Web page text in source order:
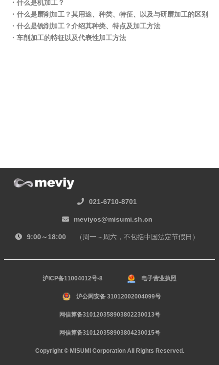
・什么是机加工？
・什么是磨削加工？其用途、种类、特征、以及与研磨加工的区别
・什么是铣削加工？介绍其种类、特点及加工方法
・车削加工的特征以及代表性加工方法
021-6710-8701
meviycs@misumi.sh.cn
9:00～18:00 （周一～周六，不包括中国法定节假日）
沪ICP备11004012号-8 电子营业执照
沪公网安备 31012002004099号
网信算备310120358903802230013号
网信算备310120358903804230015号
Copyright © MISUMI Corporation All Rights Reserved.